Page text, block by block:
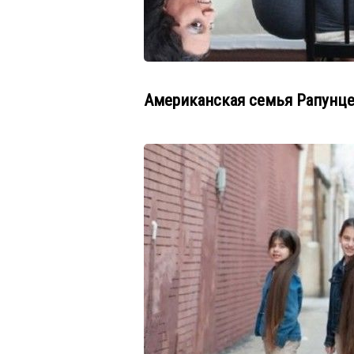
Американская семья